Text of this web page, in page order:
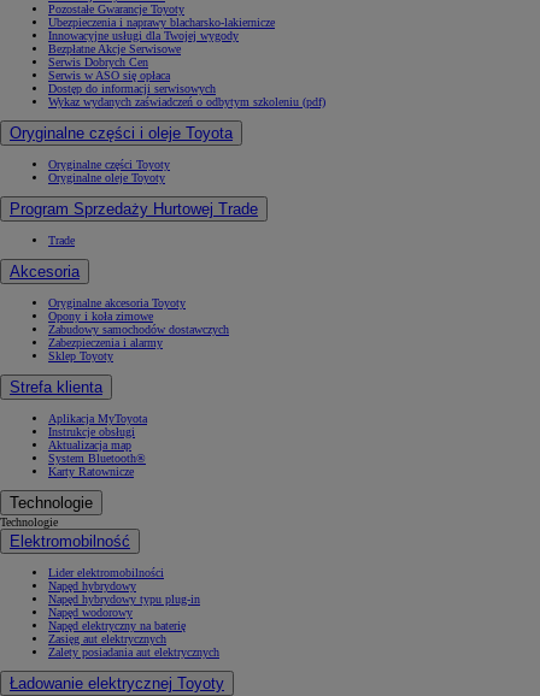
Pozostałe Gwarancje Toyoty
Ubezpieczenia i naprawy blacharsko-lakiernicze
Innowacyjne usługi dla Twojej wygody
Bezpłatne Akcje Serwisowe
Serwis Dobrych Cen
Serwis w ASO się opłaca
Dostęp do informacji serwisowych
Wykaz wydanych zaświadczeń o odbytym szkoleniu (pdf)
Oryginalne części i oleje Toyota
Oryginalne części Toyoty
Oryginalne oleje Toyoty
Program Sprzedaży Hurtowej Trade
Trade
Akcesoria
Oryginalne akcesoria Toyoty
Opony i koła zimowe
Zabudowy samochodów dostawczych
Zabezpieczenia i alarmy
Sklep Toyoty
Strefa klienta
Aplikacja MyToyota
Instrukcje obsługi
Aktualizacja map
System Bluetooth®
Karty Ratownicze
Technologie
Technologie
Elektromobilność
Lider elektromobilności
Napęd hybrydowy
Napęd hybrydowy typu plug-in
Napęd wodorowy
Napęd elektryczny na baterię
Zasięg aut elektrycznych
Zalety posiadania aut elektrycznych
Ładowanie elektrycznej Toyoty